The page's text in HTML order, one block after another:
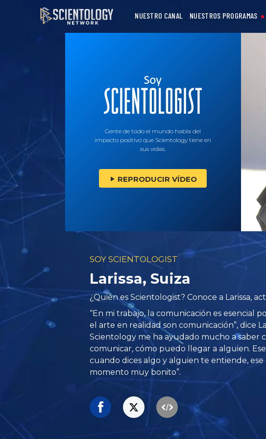
NUESTRO CANAL NUESTROS PROGRAMAS
Gente de todo el mundo habla del
impacto positivo que Scientology tiene en
sus vidas.
REPRODUCIR VÍDEO
SOY SCIENTOLOGIST
Larissa, Suiza
¿Quién es Scientologist? Conoce a Larissa,
“En mi trabajo, la comunicación es esencial
el arte en realidad son comunicación”, dice
Scientology me ha ayudado mucho a saber
comunicar, cómo puedo llegar a alguien.
cuando dices algo y alguien te entiende, ese
momento muy bonito”.